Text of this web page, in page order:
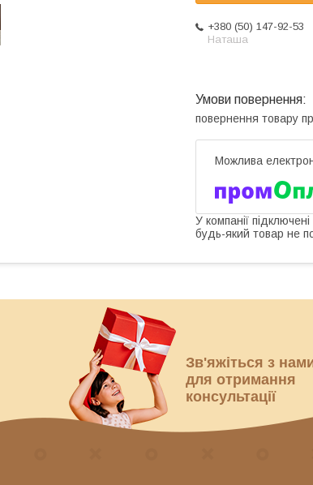
+380 (50) 147-92-53
Наташа
повернення товару
У компанії
будь-який товар не
Зв'яжіться з
для отримання
консультації